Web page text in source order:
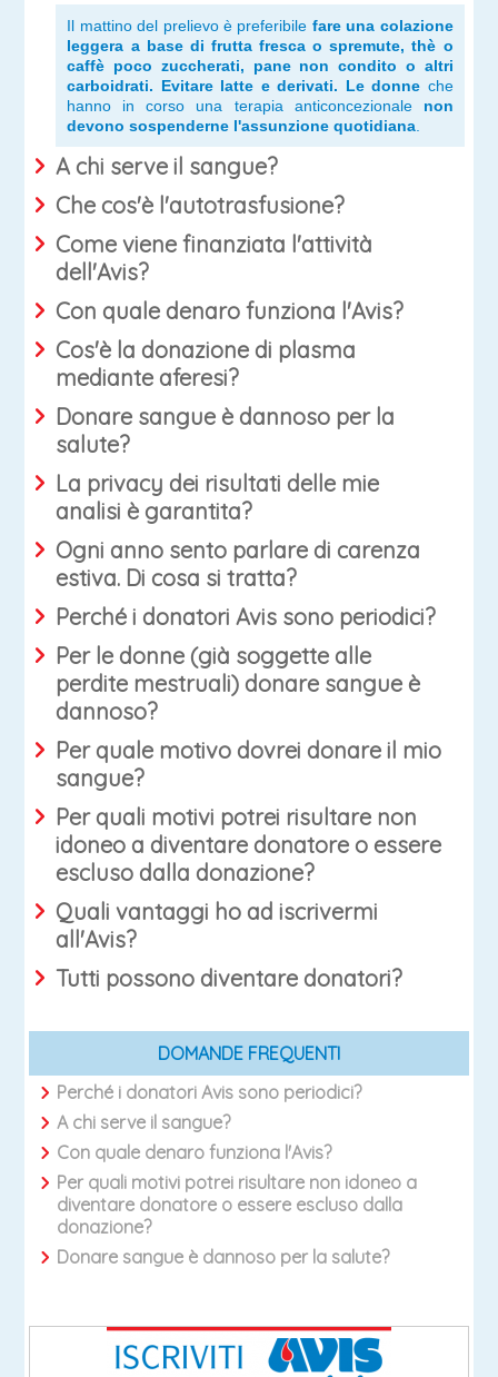
Il mattino del prelievo è preferibile fare una colazione
leggera a base di frutta fresca o spremute, thè o
caffè poco zuccherati, pane non condito o altri
carboidrati. Evitare latte e derivati. Le donne che
hanno in corso una terapia anticoncezionale non
devono sospenderne l'assunzione quotidiana
A chi serve il sangue?
Che cos'è l'autotrasfusione?
Come viene finanziata l'attività
dell'Avis?
Con quale denaro funziona l'Avis?
Cos'è la donazione di plasma
mediante aferesi?
Donare sangue è dannoso per la
salute?
La privacy dei risultati delle mie
analisi è garantita?
Ogni anno sento parlare di carenza
estiva. Di cosa si tratta?
Perché i donatori Avis sono periodici?
Per le donne (già soggette alle
perdite mestruali) donare sangue è
dannoso?
Per quale motivo dovrei donare il mio
sangue?
Per quali motivi potrei risultare non
idoneo a diventare donatore o essere
escluso dalla donazione?
Quali vantaggi ho ad iscrivermi
all'Avis?
Tutti possono diventare donatori?
DOMANDE FREQUENTI
Perché i donatori Avis sono periodici?
A chi serve il sangue?
Con quale denaro funziona l'Avis?
Per quali motivi potrei risultare non idoneo a
diventare donatore o essere escluso dalla
donazione?
Donare sangue è dannoso per la salute?